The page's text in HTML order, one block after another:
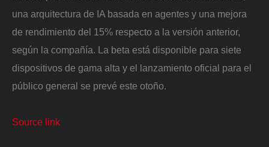
una arquitectura de IA basada en agentes y una mejora
de rendimiento del 15% respecto a la versión anterior,
según la compañía. La beta está disponible para siete
dispositivos de gama alta y el lanzamiento oficial para el
público general se prevé este otoño.
Source link